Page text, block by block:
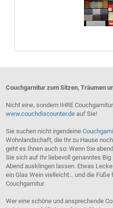
Couchgarnitur zum Sitzen, Träumen
Nicht eine, sondern IHRE
www.couchdiscounter.deauf Sie!
Sie suchen nicht irgendeine
Wohnlandschaft, die Ihr zu Hause
geht es Ihnen auch so: Wenn Sie
Sie sich auf Ihr liebevoll genanntes
Abend ausklingen lassen. Etwas
ein Glas Wein vielleicht… und die Füße
Couchgarnitur.
Wer eine schöne und ansprechende